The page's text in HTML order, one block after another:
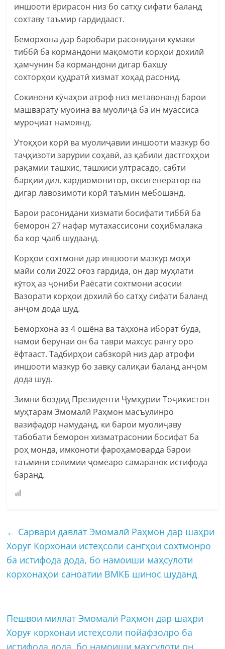
иншооти ёрирасон низ бо сатҳу сифати баланд
сохтаву таъмир гардидааст.
Беморхона дар баробари расонидани кумаки
тиббӣ ба кормандони мақомоти корҳои дохилӣ
ҳамчунин ба кормандони дигар бахшу
сохторҳои қудратӣ хизмат хоҳад расонид.
Сокинони кӯчаҳои атроф низ метавонанд барои
машварату муоина ва муолиҷа ба ин муассиса
муроҷиат намоянд.
Утоқҳои корӣ ва муолиҷавии иншооти мазкур бо
таҷҳизоти зарурии соҳавӣ, аз қабили дастгоҳҳои
рақамии ташхис, ташхиси ултрасадо, сабти
барқии дил, кардиомонитор, оксигенератор ва
дигар лавозимоти корӣ таъмин мебошанд.
Барои расонидани хизмати босифати тиббӣ ба
беморон 27 нафар мутахассисони соҳибмалака
ба кор ҷалб шудаанд.
Корҳои сохтмонӣ дар иншооти мазкур моҳи
майи соли 2022 оғоз гардида, он дар муҳлати
кӯтоҳ аз ҷониби Раёсати сохтмони асосии
Вазорати корҳои дохилӣ бо сатҳу сифати баланд
анҷом дода шуд.
Беморхона аз 4 ошёна ва таҳхона иборат буда,
намои берунаи он ба таври махсус рангу оро
ёфтааст. Тадбирҳои сабзкорӣ низ дар атрофи
иншооти мазкур бо завқу салиқаи баланд анҷом
дода шуд.
Зимни боздид Президенти Ҷумҳурии Тоҷикистон
муҳтарам Эмомалӣ Раҳмон масъулинро
вазифадор намуданд, ки барои муолиҷаву
табобати беморон хизматрасонии босифат ба
роҳ монда, имконоти фароҳамоварда барои
таъмини солимии ҷомеаро самаранок истифода
баранд.
← Сарвари давлат Эмомалӣ Раҳмон дар шаҳри
Хоруғ Корхонаи истеҳсоли сангҳои сохтмонро
ба истифода дода, бо намоиши маҳсулоти
корхонаҳои саноатии ВМКБ шинос шуданд
Пешвои миллат Эмомалӣ Раҳмон дар шаҳри
Хоруғ корхонаи истеҳсоли пойафзолро ба
истифода дода, бо намоиши маҳсулоти он